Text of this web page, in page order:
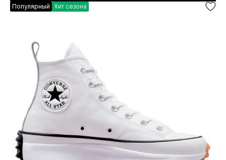
Популярный Хит сезона